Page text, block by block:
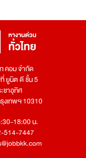
คอม จำกัด
ยูนิต ดี ชั้น 5
ชาอุทิศ
งเทพฯ 10310
18:00 น.
514-7447